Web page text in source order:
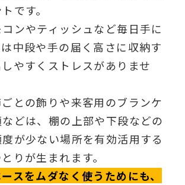
です。
ンやティッシュなど毎日手に
中段や手の届く高さに収納す
やすくストレスがありませ
との飾りや来客用のブランケ
どは、棚の上部や下段などの
が少ない場所を有効活用する
りが生まれます。
スをムダなく使うためにも、